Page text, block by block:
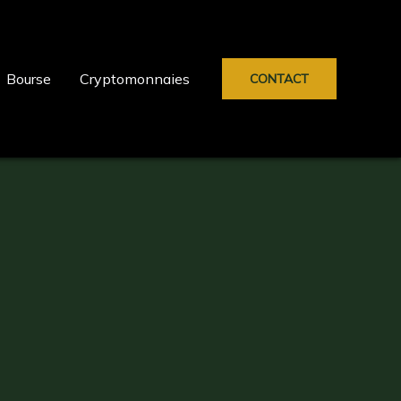
Bourse Cryptomonnaies CONTACT